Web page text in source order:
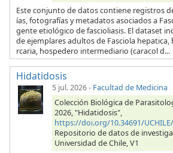
Este conjunto de datos contiene registros
ías, fotografías y metadatos asociados a
gente etiológico de fascioliasis. El dataset
de ejemplares adultos de Fasciola hepatica,
rcaria, hospedero intermediario (caracol d...
Hidatidosis
5 jul. 2026- Facultad de Medicina
Colección Biológica de
2026, "Hidatidosis",
https://doi.org/10.34691/UCHILE/
Repositorio de datos de
Universidad de Chile, V1